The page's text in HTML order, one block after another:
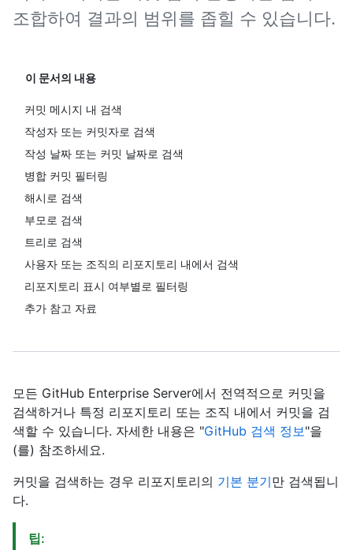
조합하여 결과의 범위를 좁힐 수 있습니다.
이 문서의 내용
커밋 메시지 내 검색
작성자 또는 커밋자로 검색
작성 날짜 또는 커밋 날짜로 검색
병합 커밋 필터링
해시로 검색
부모로 검색
트리로 검색
사용자 또는 조직의 리포지토리 내에서 검색
리포지토리 표시 여부별로 필터링
추가 참고 자료
모든 GitHub Enterprise Server에서 전역적으로 커밋을
검색하거나 특정 리포지토리 또는 조직 내에서 커밋을 검
색할 수 있습니다. 자세한 내용은 "GitHub 검색 정보"을
(를) 참조하세요.
커밋을 검색하는 경우 리포지토리의 기본 분기만 검색됩니
다.
팁: